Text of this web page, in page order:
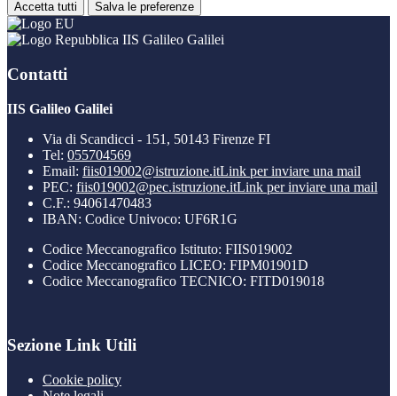
Accetta tutti Salva le preferenze
IIS Galileo Galilei
Contatti
IIS Galileo Galilei
Via di Scandicci - 151, 50143 Firenze FI
Tel: 055704569
Email: fiis019002@istruzione.itLink per inviare una mail
PEC: fiis019002@pec.istruzione.itLink per inviare una mail
C.F.: 94061470483
IBAN: Codice Univoco: UF6R1G
Codice Meccanografico Istituto: FIIS019002
Codice Meccanografico LICEO: FIPM01901D
Codice Meccanografico TECNICO: FITD019018
Sezione Link Utili
Cookie policy